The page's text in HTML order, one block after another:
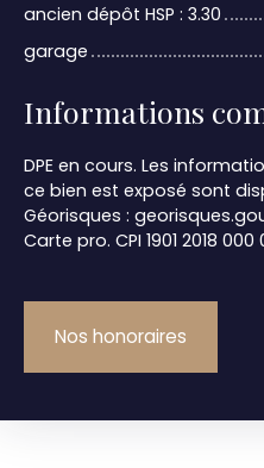
ancien dépôt HSP : 3.30
garage
Informations
DPE en cours. Les
ce bien est exposé sont
Géorisques :
Carte pro. CPI 1901 2018 000
Nos honoraires